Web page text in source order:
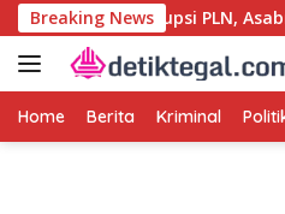
Langsung
ke
konten
Breaking News
Kasus Korupsi PLN, Asabri,
Home Berita Kriminal